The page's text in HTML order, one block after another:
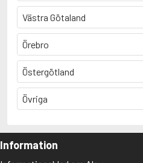
Västra Götaland
Örebro
Östergötland
Övriga
Information